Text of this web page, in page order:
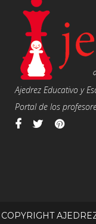
Ajedrez Educativo y
Portal de los
COPYRIGHT